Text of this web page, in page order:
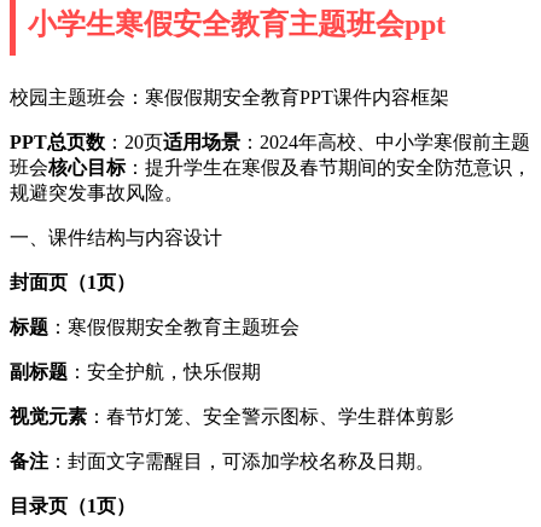
小学生寒假安全教育主题班会ppt
校园主题班会：寒假假期安全教育PPT课件内容框架
PPT总页数 ：20页适用场景 ：2024年高校、中小学寒假前主题
班会核心目标：提升学生在寒假及春节期间的安全防范意识，
规避突发事故风险。
一、课件结构与内容设计
封面页（1页）
标题 ：寒假假期安全教育主题班会
副标题 ：安全护航，快乐假期
视觉元素 ：春节灯笼、安全警示图标、学生群体剪影
备注 ：封面文字需醒目，可添加学校名称及日期。
目录页（1页）